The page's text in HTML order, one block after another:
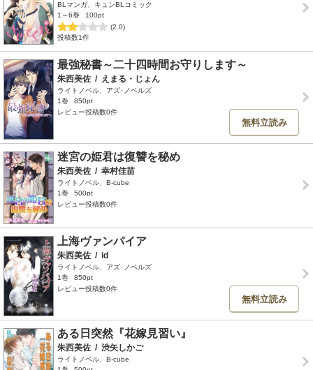
BLマンガ、キュンBLコミック
1～6巻
100pt
(2.0)
投稿数1件
最強秘書～二十四時間お守りします～
朱西美佐 / えまる・じょん
ライトノベル、アズ･ノベルズ
1巻
850pt
レビュー投稿数0件
無料立読み
迷宮の姫君は復讐を秘め
朱西美佐 / 幸村佳苗
ライトノベル、B-cube
1巻
500pt
レビュー投稿数0件
上海ヴァンパイア
朱西美佐 / id
ライトノベル、アズ･ノベルズ
1巻
850pt
レビュー投稿数0件
無料立読み
ある日突然『花嫁見習い』
朱西美佐 / 渋矢しかご
ライトノベル、B-cube